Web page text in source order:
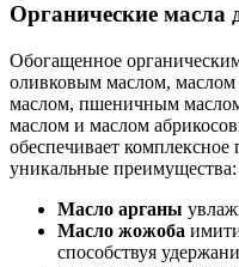
Органические масла
Обогащенное
оливковым маслом, маслом
маслом, пшеничным
маслом и маслом
обеспечивает
уникальные преимущества:
Масло арганы
Масло жожоба
способствуя